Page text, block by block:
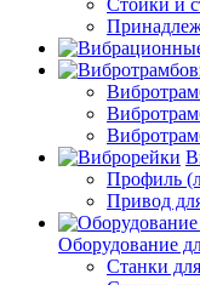
Стойки и
Профиль
Привод
Оборудование
Станки